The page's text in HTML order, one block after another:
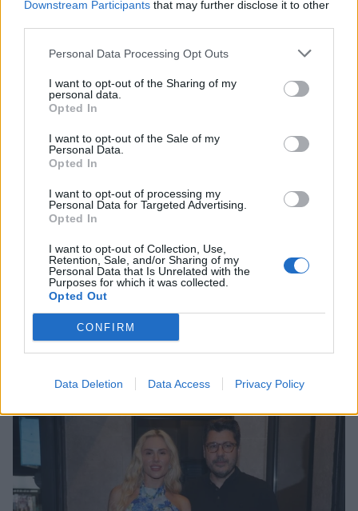
Downstream Participants that may further disclose it to other
Personal Data Processing Opt Outs
I want to opt-out of the Sharing of my
personal data.
Opted In
I want to opt-out of the Sale of my
Personal Data.
Opted In
I want to opt-out of processing my
Personal Data for Targeted Advertising.
Opted In
I want to opt-out of Collection, Use,
Retention, Sale, and/or Sharing of my
Personal Data that Is Unrelated with the
Purposes for which it was collected.
Opted Out
CONFIRM
Data Deletion Data Access Privacy Policy
απόφασή της να «πατήσει φρένο» – «Είμαι
καταευχαριστημένη και πιο
συνειδητοποιημένη από ποτέ»
Γιώργος Παράσχος: Ξανά στο νοσοκομείο για
προγραμματισμένη θεραπεία – Η νέα του
ανάρτηση